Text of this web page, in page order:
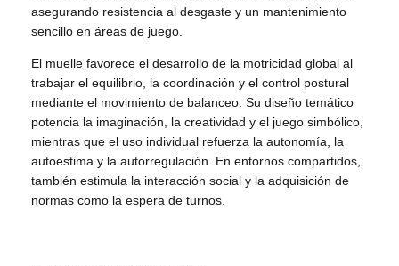
asegurando resistencia al desgaste y un mantenimiento
sencillo en áreas de juego.
El muelle favorece el desarrollo de la motricidad global al
trabajar el equilibrio, la coordinación y el control postural
mediante el movimiento de balanceo. Su diseño temático
potencia la imaginación, la creatividad y el juego simbólico,
mientras que el uso individual refuerza la autonomía, la
autoestima y la autorregulación. En entornos compartidos,
también estimula la interacción social y la adquisición de
normas como la espera de turnos.